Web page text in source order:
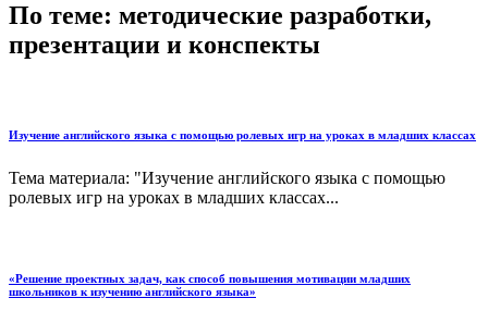
По теме: методические разработки,
презентации и конспекты
Изучение английского языка с помощью ролевых игр на уроках в младших классах
Тема материала: "Изучение английского языка с помощью
ролевых игр на уроках в младших классах...
«Решение проектных задач, как способ повышения мотивации младших
школьников к изучению английского языка»